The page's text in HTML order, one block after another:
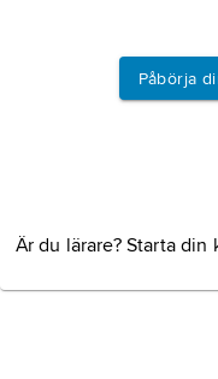
Påbörja
Är du lärare? Starta